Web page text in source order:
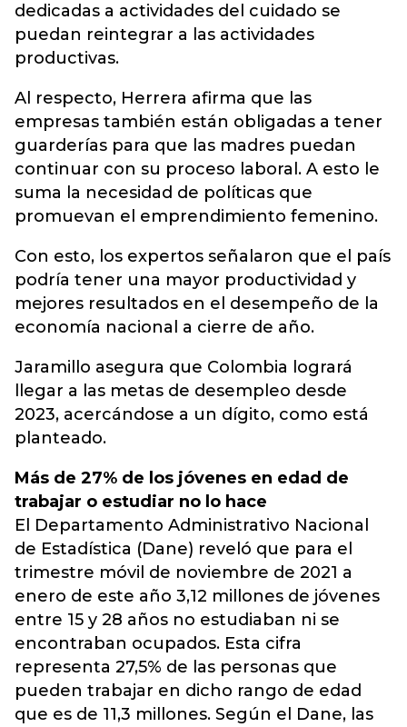
dedicadas a actividades del cuidado se
puedan reintegrar a las actividades
productivas.
Al respecto, Herrera afirma que las
empresas también están obligadas a tener
guarderías para que las madres puedan
continuar con su proceso laboral. A esto le
suma la necesidad de políticas que
promuevan el emprendimiento femenino.
Con esto, los expertos señalaron que el país
podría tener una mayor productividad y
mejores resultados en el desempeño de la
economía nacional a cierre de año.
Jaramillo asegura que Colombia logrará
llegar a las metas de desempleo desde
2023, acercándose a un dígito, como está
planteado.
Más de 27% de los jóvenes en edad de
trabajar o estudiar no lo hace
El Departamento Administrativo Nacional
de Estadística (Dane) reveló que para el
trimestre móvil de noviembre de 2021 a
enero de este año 3,12 millones de jóvenes
entre 15 y 28 años no estudiaban ni se
encontraban ocupados. Esta cifra
representa 27,5% de las personas que
pueden trabajar en dicho rango de edad
que es de 11,3 millones. Según el Dane, las